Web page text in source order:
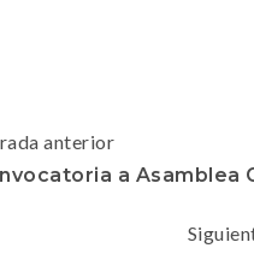
anterior
a Asamblea